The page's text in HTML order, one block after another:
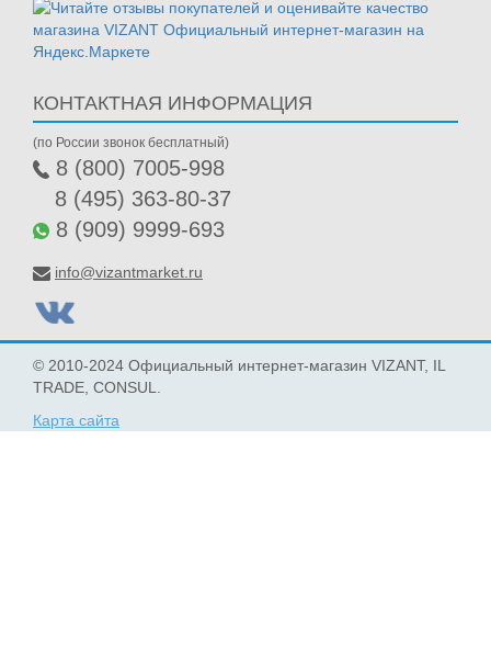
КОНТАКТНАЯ ИНФОРМАЦИЯ
(по России звонок бесплатный)
8 (800) 7005-998
8 (495) 363-80-37
8 (909) 9999-693
info@vizantmarket.ru
© 2010-2024 Официальный интернет-магазин VIZANT, IL
TRADE, CONSUL.
Карта сайта